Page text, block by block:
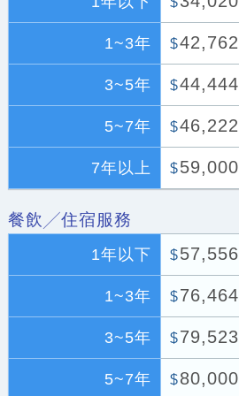
1~3年 $42,762
3~5年 $44,444
5~7年 $46,222
7年以上 $59,000
餐飲╱住宿服務
1年以下 $57,556
1~3年 $76,464
3~5年 $79,523
5~7年 $80,000